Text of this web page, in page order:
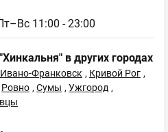
11:00 - 23:00
в других городах
Ивано-Франковск , Кривой Рог ,
Ровно , Сумы , Ужгород ,